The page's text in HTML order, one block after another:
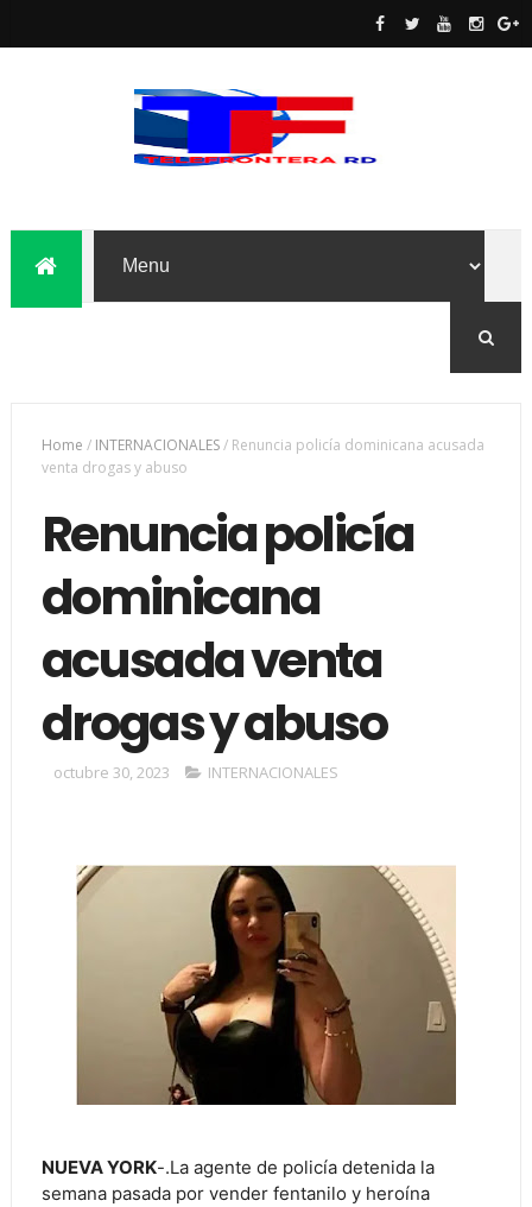
Home / INTERNACIONALES/ Renuncia policía dominicana acusada
venta drogas y abuso
Renuncia policía
dominicana
acusada venta
drogas y abuso
octubre 30, 2023 INTERNACIONALES
NUEVA YORK-.La agente de policía detenida la
semana pasada por vender fentanilo y heroína